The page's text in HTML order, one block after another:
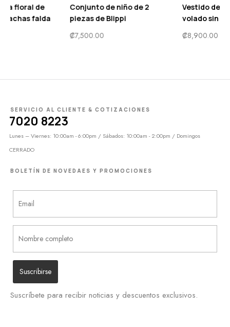
2
Vestido de niña de tul
volado sin mangas
8,900.00
Vestido de niña
larga con encaje
SERVICIO AL CLIENTE & COTIZACIONES
7020 8223
Lunes – Viernes: 10:00am - 6:00pm / Sábados: 10:00am - 2:00pm / Domingos
CERRADO
BOLETÍN DE NOVEDAES Y PROMOCIONES
Suscríbete para recibir noticias y descuentos exclusivos.